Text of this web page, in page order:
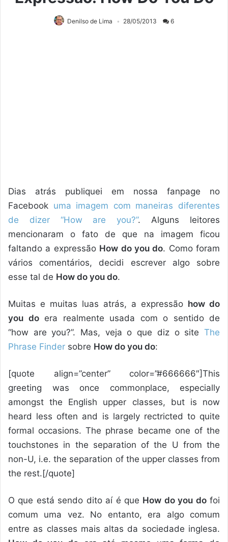
Denilso de Lima 28/05/2013 6
Dias atrás publiquei em nossa fanpage no
Facebook uma imagem com maneiras diferentes
de dizer “How are you?”. Alguns leitores
mencionaram o fato de que na imagem ficou
faltando a expressão How do you do. Como foram
vários comentários, decidi escrever algo sobre
esse tal de How do you do.
Muitas e muitas luas atrás, a expressão how do
you doera realmente usada com o sentido de
“how are you?”. Mas, veja o que diz o site The
Phrase Finder sobre How do you do:
[quote align=”center” color=”#666666″]This
greeting was once commonplace, especially
amongst the English upper classes, but is now
heard less often and is largely rectricted to quite
formal occasions. The phrase became one of the
touchstones in the separation of the U from the
non-U, i.e. the separation of the upper classes from
the rest.[/quote]
O que está sendo dito aí é que How do you dofoi
comum uma vez. No entanto, era algo comum
entre as classes mais altas da sociedade inglesa.